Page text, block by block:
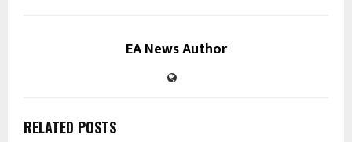
EA News Author
RELATED POSTS